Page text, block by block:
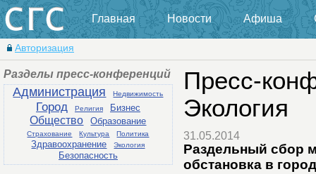
Главная Новости Афиша
Авторизация
Разделы пресс-конференций
Администрация Недвижимость
Город Религия Бизнес
Общество Образование
Страхование Культура Политика
Здравоохранение Экология
Безопасность
Пресс-
Экология
31.05.2014
Раздельный сбор
обстановка в